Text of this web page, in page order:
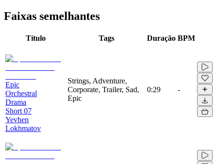
Faixas semelhantes
Título Tags Duração BPM
Epic
Orchestral
Drama
Short 07
Yevhen
Lokhmatov
Strings, Adventure,
Corporate, Trailer, Sad,
Epic
0:29 -